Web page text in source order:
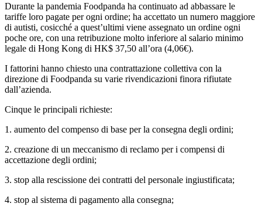
Durante la pandemia Foodpanda ha continuato ad abbassare le
tariffe loro pagate per ogni ordine; ha accettato un numero maggiore
di autisti, cosicché a quest’ultimi viene assegnato un ordine ogni
poche ore, con una retribuzione molto inferiore al salario minimo
legale di Hong Kong di HK$ 37,50 all’ora (4,06€).
I fattorini hanno chiesto una contrattazione collettiva con la
direzione di Foodpanda su varie rivendicazioni finora rifiutate
dall’azienda.
Cinque le principali richieste:
1. aumento del compenso di base per la consegna degli ordini;
2. creazione di un meccanismo di reclamo per i compensi di
accettazione degli ordini;
3. stop alla rescissione dei contratti del personale ingiustificata;
4. stop al sistema di pagamento alla consegna;